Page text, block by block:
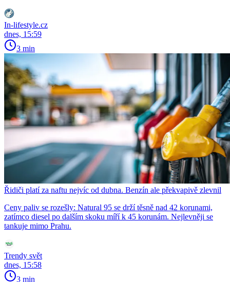
In-lifestyle.cz
dnes, 15:59
3 min
Řidiči platí za naftu nejvíc od dubna. Benzín ale překvapivě zlevnil
Ceny paliv se rozešly: Natural 95 se drží těsně nad 42 korunami,
zatímco diesel po dalším skoku míří k 45 korunám. Nejlevněji se
tankuje mimo Prahu.
Trendy svět
dnes, 15:58
3 min